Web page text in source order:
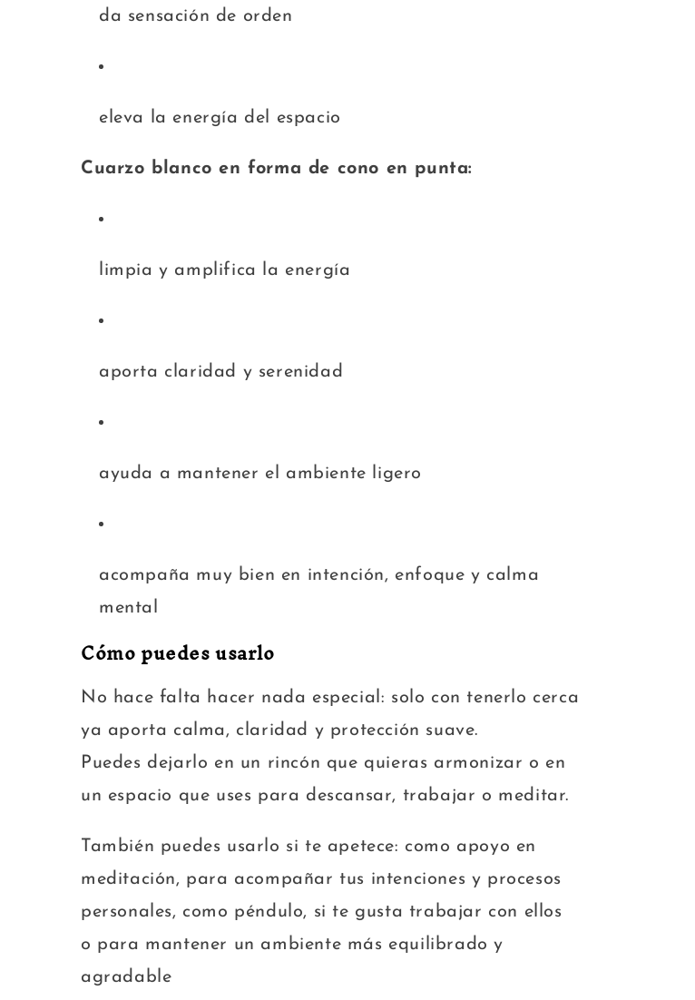
da sensación de orden
eleva la energía del espacio
Cuarzo blanco en forma de cono en punta:
limpia y amplifica la energía
aporta claridad y serenidad
ayuda a mantener el ambiente ligero
acompaña muy bien en intención, enfoque y calma
mental
Cómo puedes usarlo
No hace falta hacer nada especial: solo con tenerlo cerca
ya aporta calma, claridad y protección suave.
Puedes dejarlo en un rincón que quieras armonizar o en
un espacio que uses para descansar, trabajar o meditar.
También puedes usarlo si te apetece: como apoyo en
meditación, para acompañar tus intenciones y procesos
personales, como péndulo, si te gusta trabajar con ellos
o para mantener un ambiente más equilibrado y
agradable